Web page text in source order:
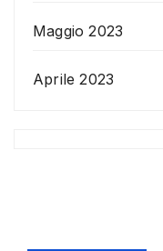
Maggio 2023
Aprile 2023